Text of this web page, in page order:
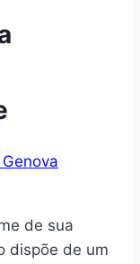
de sua
dispõe de um